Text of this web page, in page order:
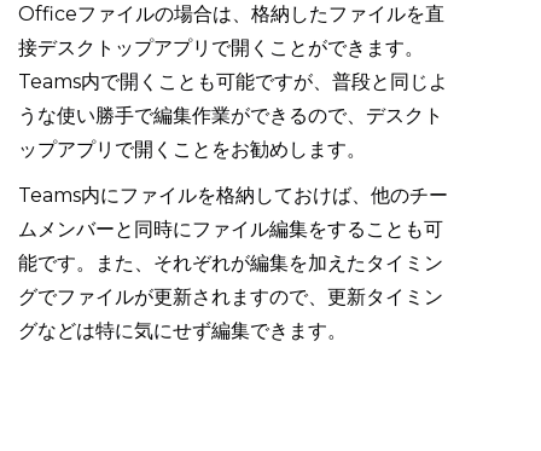
Officeファイルの場合は、格納したファイルを直
接デスクトップアプリで開くことができます。
Teams内で開くことも可能ですが、普段と同じよ
うな使い勝手で編集作業ができるので、デスクト
ップアプリで開くことをお勧めします。
Teams内にファイルを格納しておけば、他のチー
ムメンバーと同時にファイル編集をすることも可
能です。また、それぞれが編集を加えたタイミン
グでファイルが更新されますので、更新タイミン
グなどは特に気にせず編集できます。